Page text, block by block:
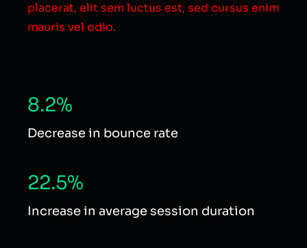
placerat, elit sem luctus est, sed cursus enim
mauris vel odio.
8.2%
Decrease in bounce rate
22.5%
Increase in average session duration